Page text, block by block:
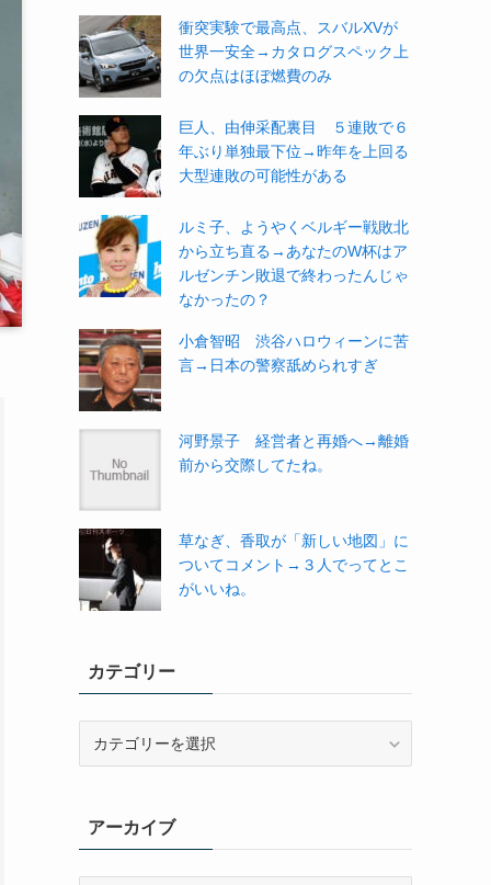
衝突実験で最高点、スバルXVが
世界一安全→カタログスペック上
の欠点はほぼ燃費のみ
巨人、由伸采配裏目 ５連敗で６
年ぶり単独最下位→昨年を上回る
大型連敗の可能性がある
ルミ子、ようやくベルギー戦敗北
から立ち直る→あなたのW杯はア
ルゼンチン敗退で終わったんじゃ
なかったの？
小倉智昭 渋谷ハロウィーンに苦
言→日本の警察舐められすぎ
河野景子 経営者と再婚へ→離婚
前から交際してたね。
草なぎ、香取が「新しい地図」に
ついてコメント→３人でってとこ
がいいね。
カテゴリー
ーアーカイブ